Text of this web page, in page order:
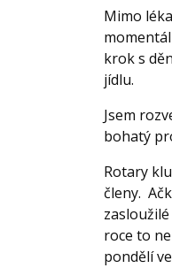
Mimo
krok s
jídlu.
Jsem
bohatý
Rotary
členy.
roce to
pondělí